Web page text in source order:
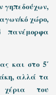
γηπεδούχων,
κό χώρο,
πανέμορφα
και στο 5΄
αλλά τα
του